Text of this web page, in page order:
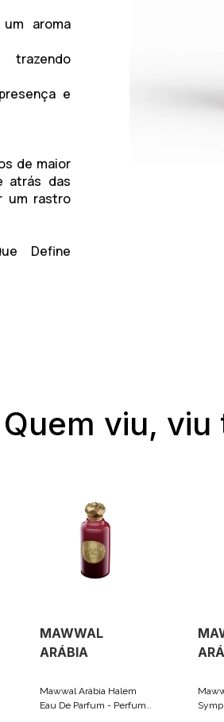
aroma
trazendo
e
de maior
atrás das
um rastro
Define
Quem viu, viu
MAWWAL
ARÁBIA
Mawwal Arábia Halem
Eau De Parfum - Perfume